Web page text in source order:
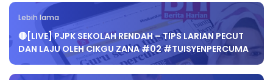
Lebih lama
🔴[LIVE] PJPK SEKOLAH RENDAH – TIPS LARIAN PECUT
DAN LAJU OLEH CIKGU ZANA #02 #TUISYENPERCUMA